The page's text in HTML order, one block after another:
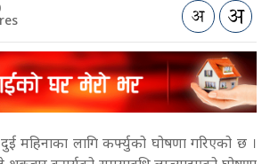
महिनाका लागि कर्फ्युको घोषणा गरिएको छ ।